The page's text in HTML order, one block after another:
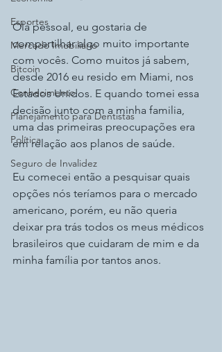
Esportes
Mercado Imobiliário
Bitcoin
Conhecimento
Planejamento para Dentistas
Política
Seguro de Invalidez
Olá pessoal, eu gostaria de
compartilhar algo muito importante
com vocês. Como muitos já sabem,
desde 2016 eu resido em Miami, nos
Estados Unidos. E quando tomei essa
decisão junto com a minha familia,
uma das primeiras preocupações era
em relação aos planos de saúde.
Eu comecei então a pesquisar quais
opções nós teríamos para o mercado
americano, porém, eu não queria
deixar pra trás todos os meus médicos
brasileiros que cuidaram de mim e da
minha família por tantos anos.